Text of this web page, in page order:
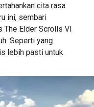
cita rasa
ini, sembari
The Elder Scrolls VI
Seperti yang
lebih pasti untuk